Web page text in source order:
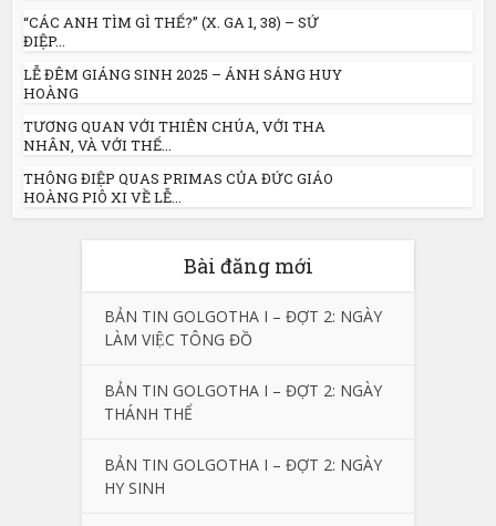
“CÁC ANH TÌM GÌ THẾ?” (X. GA 1, 38) – SỨ
ĐIỆP...
LỄ ĐÊM GIÁNG SINH 2025 – ÁNH SÁNG HUY
HOÀNG
TƯƠNG QUAN VỚI THIÊN CHÚA, VỚI THA
NHÂN, VÀ VỚI THẾ...
THÔNG ĐIỆP QUAS PRIMAS CỦA ĐỨC GIÁO
HOÀNG PIÔ XI VỀ LỄ...
Bài đăng mới
BẢN TIN GOLGOTHA I – ĐỢT 2: NGÀY
LÀM VIỆC TÔNG ĐỒ
BẢN TIN GOLGOTHA I – ĐỢT 2: NGÀY
THÁNH THỂ
BẢN TIN GOLGOTHA I – ĐỢT 2: NGÀY
HY SINH